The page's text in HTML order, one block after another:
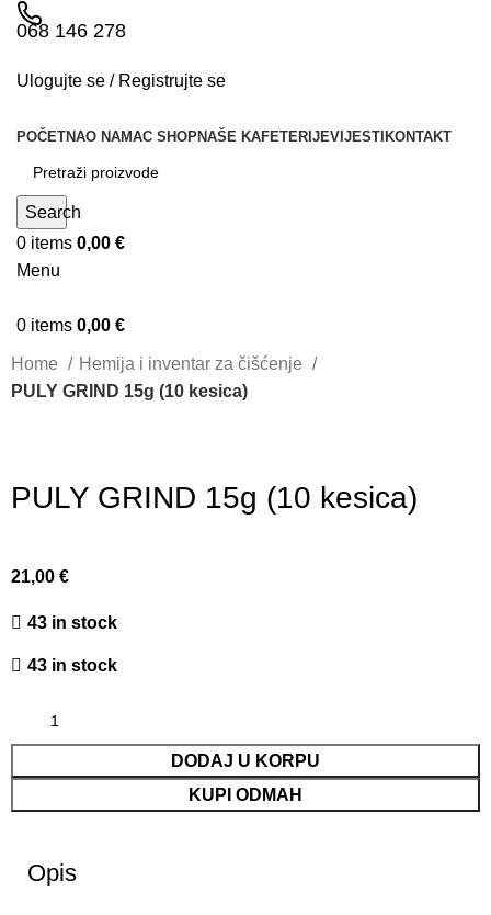
068 146 278
Ulogujte se / Registrujte se
POČETNAO NAMAC SHOPNAŠE KAFETERIJEVIJESTI KONTAKT
Search
0 items 0,00 €
Menu
0 items 0,00 €
Home
Hemija i inventar za čišćenje
PULY GRIND 15g (10 kesica)
PULY GRIND 15g (10 kesica)
21,00€
43 in stock
43 in stock
DODAJ U KORPU
KUPI ODMAH
Opis